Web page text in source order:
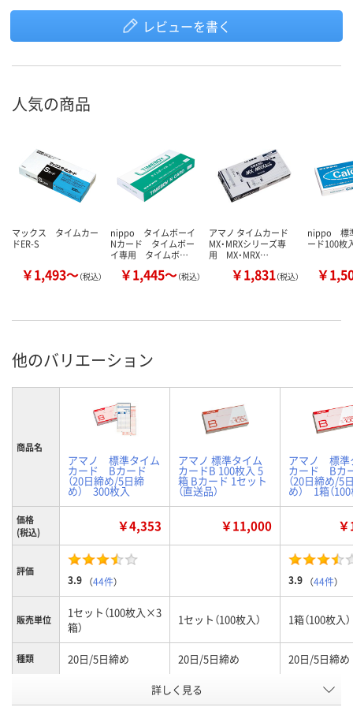
レビューを書く
人気の商品
マックス タイムカー
ドER-S
￥1,493～（税込）
nippo タイムボーイ
Nカード タイムボー
イ専用 タイムボ…
￥1,445～（税込）
アマノ タイムカード
MX・MRXシリーズ専
用 MX・MRX…
￥1,831（税込）
nippo 標
ード100枚
￥
他のバリエーション
商品名
アマノ 標準タイム
カード Bカード
（20日締め/5日締
め） 300枚入
アマノ 標準タイム
カードB 100枚入 5
箱 Bカード 1セット
（直送品）
アマノ 標準
カード Bカ
（20日締め/5
め） 1箱（100
価格
(税込)
￥4,353 ￥11,000
評価
3.9 （44件） 3.9 （44件）
販売単位
1セット（100枚入×3
箱）
1セット（100枚入） 1箱（100枚入）
種類 20日/5日締め 20日/5日締め 20日/5日締め
U430733
詳しく見る